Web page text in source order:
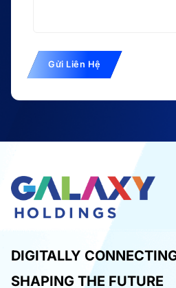
Gửi Liên Hệ
DIGITALLY
SHAPING THE FUTURE